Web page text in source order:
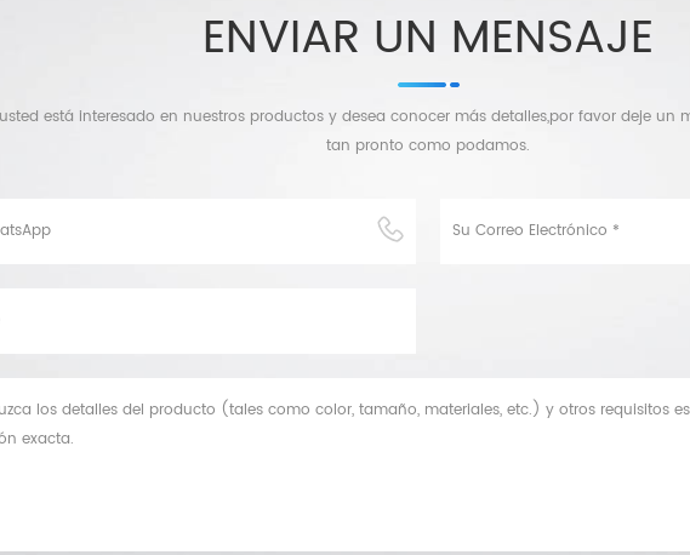
ENVIAR UN MENSAJE
está interesado en nuestros productos y desea conocer más detalles,por favor deje un
tan pronto como podamos.